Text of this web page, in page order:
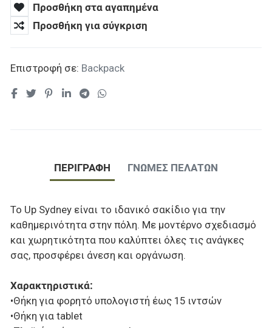
Προσθήκη στα αγαπημένα
Προσθήκη για σύγκριση
Επιστροφή σε: Backpack
ΠΕΡΙΓΡΑΦΉ ΓΝΏΜΕΣ ΠΕΛΑΤΏΝ
To Up Sydney είναι το ιδανικό σακίδιο για την
καθημερινότητα στην πόλη. Με μοντέρνο σχεδιασμό
και χωρητικότητα που καλύπτει όλες τις ανάγκες
σας, προσφέρει άνεση και οργάνωση.
Χαρακτηριστικά:
•Θήκη για φορητό υπολογιστή έως 15 ιντσών
•Θήκη για tablet